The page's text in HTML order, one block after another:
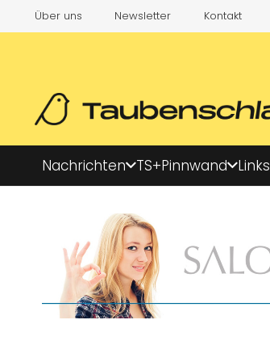
Über uns Newsletter Kontakt
Nachrichten TS+Pinnwand Links